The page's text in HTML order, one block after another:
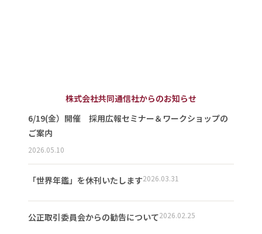
株式会社共同通信社からのお知らせ
6/19(金）開催 採用広報セミナー＆ワークショップの
ご案内
2026.05.10
「世界年鑑」を休刊いたします2026.03.31
公正取引委員会からの勧告について2026.02.25